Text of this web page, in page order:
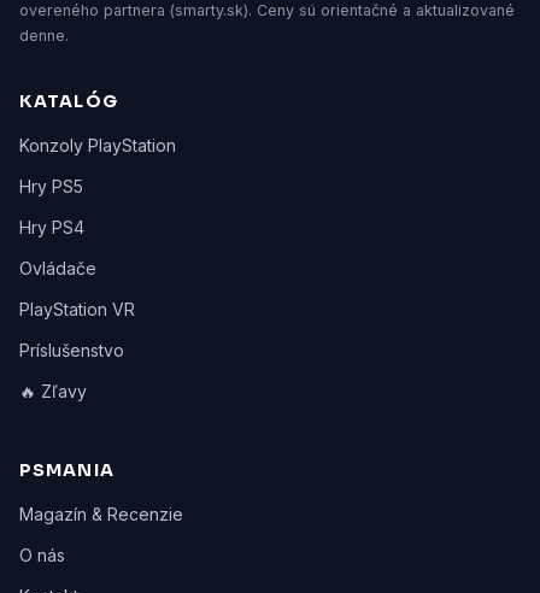
overeného partnera (smarty.sk). Ceny sú orientačné a aktualizované
denne.
KATALÓG
Konzoly PlayStation
Hry PS5
Hry PS4
Ovládače
PlayStation VR
Príslušenstvo
🔥 Zľavy
PSMANIA
Magazín & Recenzie
O nás